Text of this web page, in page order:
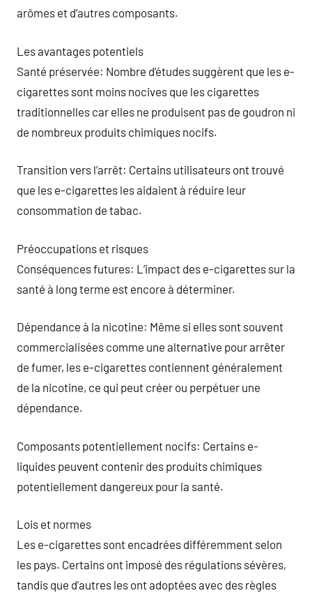
arômes et d’autres composants.
Les avantages potentiels
Santé préservée: Nombre d’études suggèrent que les e-
cigarettes sont moins nocives que les cigarettes
traditionnelles car elles ne produisent pas de goudron ni
de nombreux produits chimiques nocifs.
Transition vers l’arrêt: Certains utilisateurs ont trouvé
que les e-cigarettes les aidaient à réduire leur
consommation de tabac.
Préoccupations et risques
Conséquences futures: L’impact des e-cigarettes sur la
santé à long terme est encore à déterminer.
Dépendance à la nicotine: Même si elles sont souvent
commercialisées comme une alternative pour arrêter
de fumer, les e-cigarettes contiennent généralement
de la nicotine, ce qui peut créer ou perpétuer une
dépendance.
Composants potentiellement nocifs: Certains e-
liquides peuvent contenir des produits chimiques
potentiellement dangereux pour la santé.
Lois et normes
Les e-cigarettes sont encadrées différemment selon
les pays. Certains ont imposé des régulations sévères,
tandis que d’autres les ont adoptées avec des règles